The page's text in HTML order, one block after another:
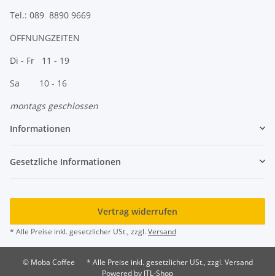
Tel.: 089 8890 9669
ÖFFNUNGZEITEN
Di - Fr 11 - 19
Sa 10 - 16
montags geschlossen
Informationen
Gesetzliche Informationen
Vertrag widerrufen
* Alle Preise inkl. gesetzlicher USt., zzgl.Versand
© Moba Coffee
* Alle Preise inkl. gesetzlicher USt., zzgl. Versand
Powered by JTL-Shop